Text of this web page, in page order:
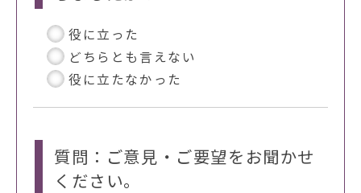
役に立った
どちらとも言えない
役に立たなかった
質問：ご意見・ご要望をお聞かせ
ください。